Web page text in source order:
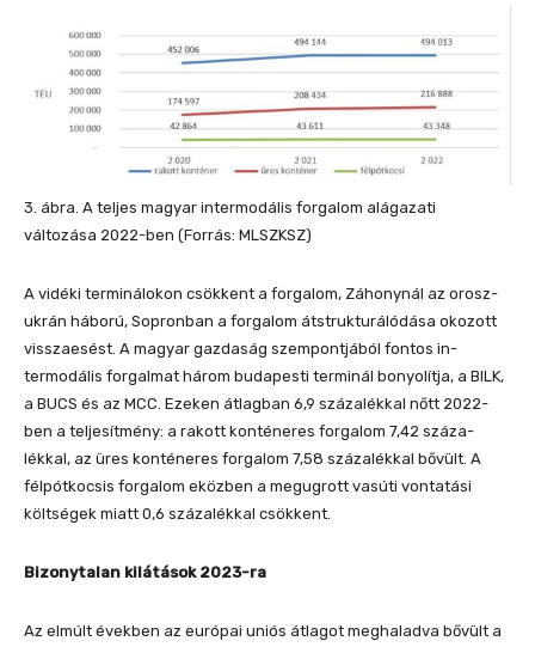
3. ábra. A teljes magyar intermodális forgalom alágazati
változása 2022-ben (Forrás: MLSZKSZ)
A vidéki terminálokon csökkent a forgalom, Záhonynál az orosz-
ukrán háború, Sopronban a forgalom átstrukturálódása okozott
visszaesést. A magyar gazdaság szempontjából fontos in-
termodális forgalmat három budapesti terminál bonyolítja, a BILK,
a BUCS és az MCC. Ezeken átlagban 6,9 százalékkal nőtt 2022-
ben a teljesítmény: a rakott konténeres forgalom 7,42 száza-
lékkal, az üres konténeres forgalom 7,58 százalékkal bővült. A
félpótkocsis forgalom eközben a megugrott vasúti vontatási
költségek miatt 0,6 százalékkal csökkent.
Bizonytalan kilátások 2023-ra
Az elmúlt években az európai uniós átlagot meghaladva bővült a